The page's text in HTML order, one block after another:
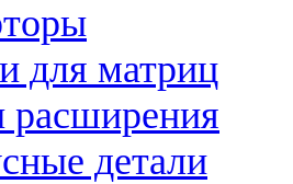
для матриц
расширения
детали